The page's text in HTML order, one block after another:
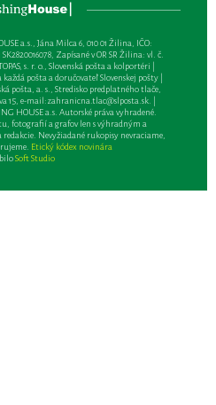
a.s., Jána Milca 6, 010 01 Žilina, IČO:
Zapísané v OR SR Žilina: vl. č.
s. r. o., Slovenská pošta a kolportéri |
pošta a doručovateľ Slovenskej pošty |
pošta, a. s., Stredisko predplatného tlače,
15, e-mail:zahranicna.tlac@slposta.sk. |
HOUSE a.s. Autorské práva vyhradené.
fotografií a grafov len s výhradným a
Nevyžiadané rukopisy nevraciame,
Etický kódex novinára
Soft Studio